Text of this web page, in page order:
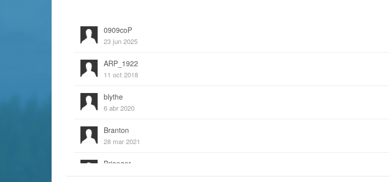
0909coP
23 jun 2025
ARP_1922
11 oct 2018
blythe
6 abr 2020
Branton
28 mar 2021
Brianger
7 dic 2020